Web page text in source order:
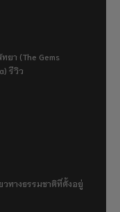
ยา (The Gems
รีวิว
วทางธรรมชาติที่ตั้งอยู่